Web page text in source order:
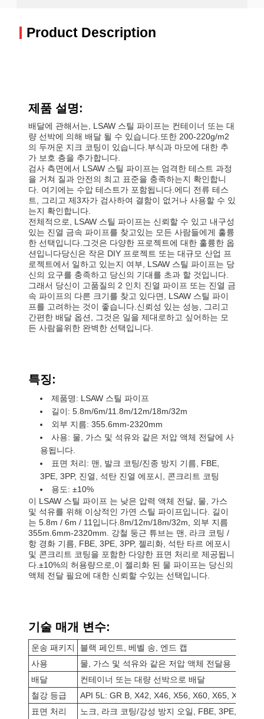
Product Description
제품 설명:
배달에 관해서는, LSAW 스틸 파이프는 컨테이너 또는 대
량 선박에 의해 배달 될 수 있습니다.또한 200-220g/m2
의 두꺼운 지크 코팅이 있습니다.부식과 마모에 대한 추
가 보호 층을 추가합니다.
검사 측면에서 LSAW 스틸 파이프는 엄격한 테스트 과정
을 거쳐 질과 안전의 최고 표준을 충족하는지 확인합니
다. 여기에는 수압 테스트가 포함됩니다.에디 전류 테스
트, 그리고 제3자가 검사하여 결함이 없거나 사용할 수 있
는지 확인합니다.
전체적으로, LSAW 스틸 파이프는 신뢰할 수 있고 내구성
있는 진열 금속 파이프를 찾고있는 모든 사람들에게 훌륭
한 선택입니다.그것은 다양한 프로젝트에 대한 훌륭한 옵
션입니다당신은 작은 DIY 프로젝트 또는 대규모 산업 프
로젝트에서 일하고 있는지 여부, LSAW 스틸 파이프는 당
신의 요구를 충족하고 당신의 기대를 초과 할 것입니다.
그래서 당신이 고품질의 2 인치 진열 파이프 또는 진열 금
속 파이프의 다른 크기를 찾고 있다면, LSAW 스틸 파이
프를 고려하는 것이 좋습니다.신뢰성 있는 성능, 그리고
간편한 배달 옵션, 그것은 일을 제대로하고 싶어하는 모
든 사람을위한 완벽한 선택입니다.
특징:
제품명: LSAW 스틸 파이프
길이: 5.8m/6m/11.8m/12m/18m/32m
외부 지름: 355.6mm-2320mm
사용: 물, 가스 및 석유와 같은 저압 액체 전달에 사
용됩니다.
표면 처리: 맨, 발크 코팅/진종 방지 기름, FBE,
3PE, 3PP, 진열, 석탄 진열 에포시, 콘크리트 코팅
용도: ±10%
이 LSAW 스틸 파이프 는 낮은 압력 액체 전달, 물, 가스
및 석유를 위해 이상적인 가연 스틸 파이프입니다. 길이
는 5.8m / 6m / 11입니다.8m/12m/18m/32m, 외부 지름
355m.6mm-2320mm. 강철 둥근 튜브는 맨, 라크 코팅 /
항 경화 기름, FBE, 3PE, 3PP, 젤리화, 석탄 타르 에포시
및 콘크리트 코팅을 포함한 다양한 표면 처리로 제공됩니
다.±10%의 허용량으로,이 젤리화 된 물 파이프는 당신의
액체 전달 필요에 대한 신뢰할 수있는 선택입니다.
기술 매개 변수:
운송 패키지
블랙 페인트, 베벨 송, 엔드 캡
사용
물, 가스 및 석유와 같은 저압 액체 전달용
배달
컨테이너 또는 대량 선박으로 배달
철강 등급
API 5L: GR B, X42, X46, X56, X60, X65, X70
표면 처리
노크, 라크 코팅/강성 방지 오일, FBE, 3PE, 3PP,